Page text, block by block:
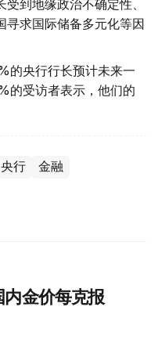
到地缘政治不确定性、
寻求国际储备多元化等因
的央行行长预计未来一
的受访者表示，他们的
央行 金融
金价每克报